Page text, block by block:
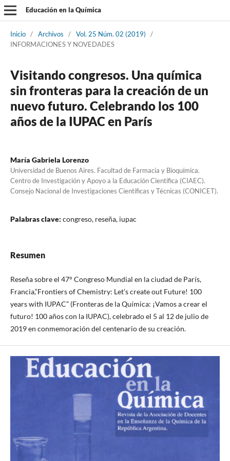
Educación en la Química
Inicio / Archivos / Vol. 25 Núm. 02 (2019)
/
INFORMACIONES Y NOVEDADES
Visitando congresos. Una química
sin fronteras para la creación de un
nuevo futuro. Celebrando los 100
años de la IUPAC en París
María Gabriela Lorenzo
Universidad de Buenos Aires. Facultad de Farmacia y Bioquímica.
Centro de Investigación y Apoyo a la Educación Científica (CIAEC).
Consejo Nacional de Investigaciones Científicas y Técnicas (CONICET).
Palabras clave: congreso, reseña, iupac
Resumen
Reseña sobre el 47° Congreso Mundial en la ciudad de París,
Francia,“Frontiers of Chemistry: Let’s create out Future! 100
years with IUPAC” (Fronteras de la Química: ¡Vamos a crear el
futuro! 100 años con la IUPAC), celebrado el 5 al 12 de julio de
2019 en conmemoración del centenario de su creación.